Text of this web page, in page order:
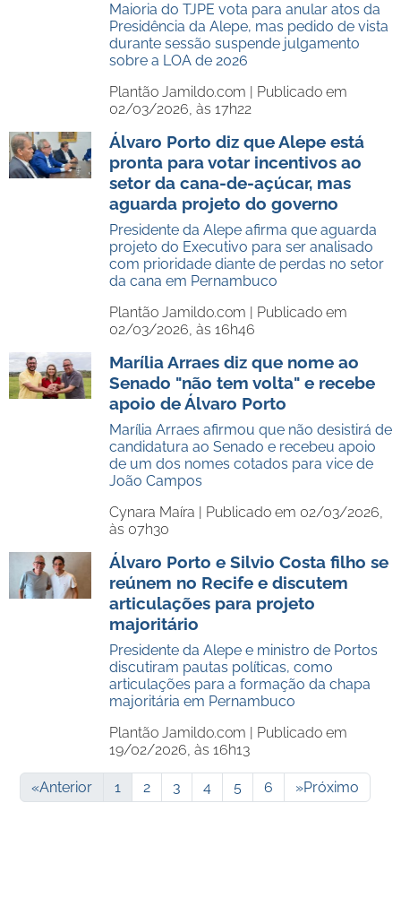
Maioria do TJPE vota para anular atos da
Presidência da Alepe, mas pedido de vista
durante sessão suspende julgamento
sobre a LOA de 2026
Plantão Jamildo.com | Publicado em
02/03/2026, às 17h22
Álvaro Porto diz que Alepe está
pronta para votar incentivos ao
setor da cana-de-açúcar, mas
aguarda projeto do governo
Presidente da Alepe afirma que aguarda
projeto do Executivo para ser analisado
com prioridade diante de perdas no setor
da cana em Pernambuco
Plantão Jamildo.com | Publicado em
02/03/2026, às 16h46
Marília Arraes diz que nome ao
Senado "não tem volta" e recebe
apoio de Álvaro Porto
Marília Arraes afirmou que não desistirá de
candidatura ao Senado e recebeu apoio
de um dos nomes cotados para vice de
João Campos
Cynara Maíra | Publicado em 02/03/2026,
às 07h30
Álvaro Porto e Silvio Costa filho se
reúnem no Recife e discutem
articulações para projeto
majoritário
Presidente da Alepe e ministro de Portos
discutiram pautas políticas, como
articulações para a formação da chapa
majoritária em Pernambuco
Plantão Jamildo.com | Publicado em
19/02/2026, às 16h13
«Anterior 1 2 3 4 5 6 »Próximo